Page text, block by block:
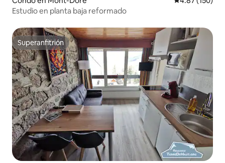
Estudio en planta baja reformado
Superanfitrión
Superanfitrión